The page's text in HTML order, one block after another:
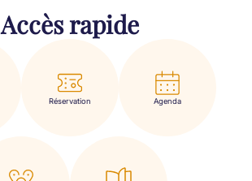
Accès rapide
Réservation Agenda